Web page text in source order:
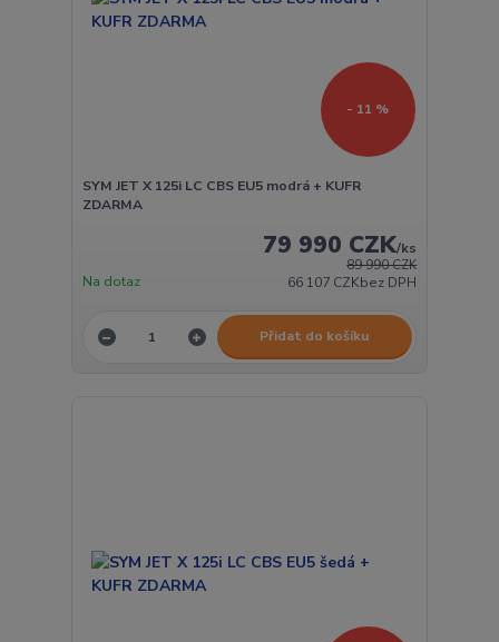
- 11 %
SYM JET X 125i LC CBS EU5 modrá + KUFR
ZDARMA
89 990 CZK
79 990 CZK/ks
66 107 CZKbez DPH
Na dotaz
Přidat do košíku